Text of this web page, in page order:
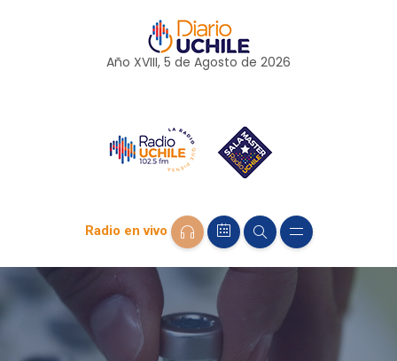
Año XVIII, 5 de Agosto de 2026
Radio en vivo